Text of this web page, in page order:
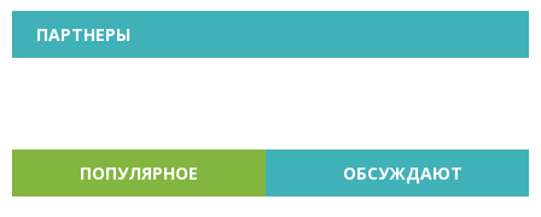
ПАРТНЕРЫ
ПОПУЛЯРНОЕ ОБСУЖДАЮТ